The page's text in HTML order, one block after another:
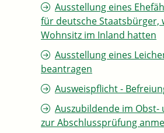
Ausstellung eines
für deutsche Staatsbürger,
Wohnsitz im Inland hatten
Ausstellung eines
beantragen
Ausweispflicht -
Auszubildende im Obst-
zur Abschlussprüfung